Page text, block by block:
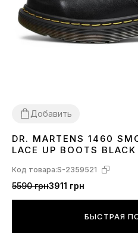
Добавить
36 373839 404142 43 444546
DR. MARTENS 1460
LACE UP BOOTS
Код товара:S-2359521
5590 грн3911 грн
БЫСТРАЯ